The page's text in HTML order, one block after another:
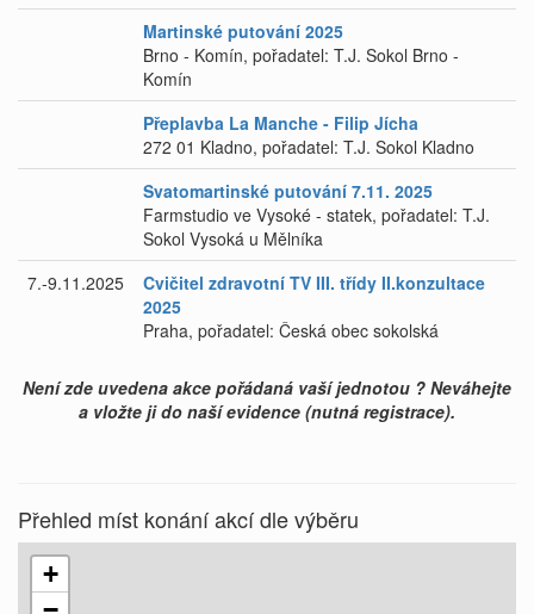
Martinské putování 2025
Brno - Komín, pořadatel: T.J. Sokol Brno -
Komín
Přeplavba La Manche - Filip Jícha
272 01 Kladno, pořadatel: T.J. Sokol Kladno
Svatomartinské putování 7.11. 2025
Farmstudio ve Vysoké - statek, pořadatel: T.J.
Sokol Vysoká u Mělníka
7.-9.11.2025
Cvičitel zdravotní TV III. třídy II.konzultace
2025
Praha, pořadatel: Česká obec sokolská
Není zde uvedena akce pořádaná vaší jednotou ? Neváhejte
a vložte ji do naší evidence (nutná registrace).
Přehled míst konání akcí dle výběru
+